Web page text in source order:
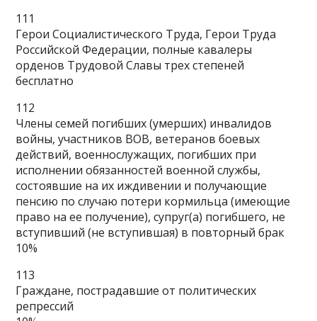
111
Герои Социалистического Труда, Герои Труда
Российской Федерации, полные кавалеры
орденов Трудовой Славы трех степеней
бесплатно
112
Члены семей погибших (умерших) инвалидов
войны, участников ВОВ, ветеранов боевых
действий, военнослужащих, погибших при
исполнении обязанностей военной службы,
состоявшие на их иждивении и получающие
пенсию по случаю потери кормильца (имеющие
право на ее получение), супруг(а) погибшего, не
вступивший (не вступившая) в повторный брак
10%
113
Граждане, пострадавшие от политических
репрессий